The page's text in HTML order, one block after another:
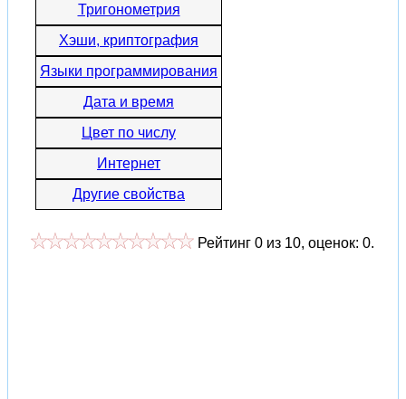
Тригонометрия
Хэши, криптография
Языки программирования
Дата и время
Цвет по числу
Интернет
Другие свойства
Рейтинг 0 из 10, оценок: 0.